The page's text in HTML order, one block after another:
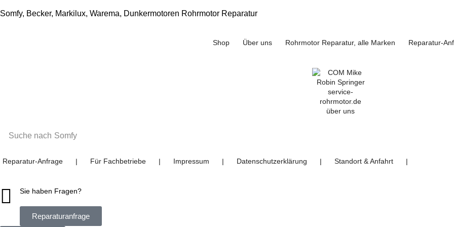
Somfy, Becker, Markilux, Warema, Dunkermotoren Rohrmotor Reparatur
Shop Über uns Rohrmotor Reparatur, alle Marken Reparatur-
Suche nach Somfy
Reparatur-Anfrage ❘ Für Fachbetriebe ❘ Impressum ❘ Datenschutzerklärung ❘ Standort & Anfahrt ❘
Sie haben Fragen?
Reparaturanfrage